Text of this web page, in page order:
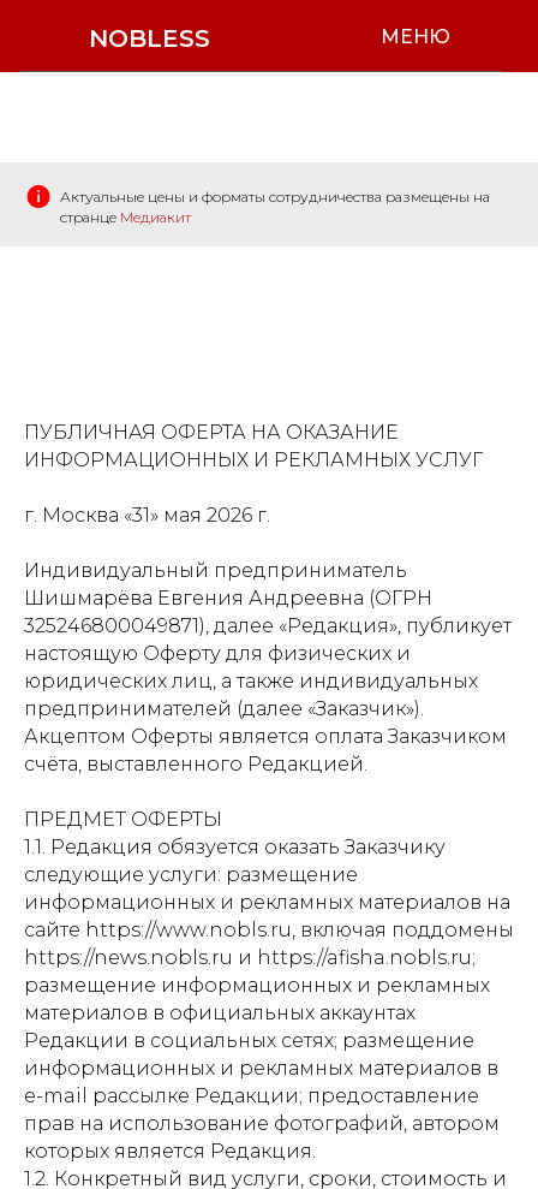
NOBLESS МЕНЮ
Актуальные цены и форматы сотрудничества размещены на
странце Медиакит
ПУБЛИЧНАЯ ОФЕРТА НА ОКАЗАНИЕ
ИНФОРМАЦИОННЫХ И РЕКЛАМНЫХ УСЛУГ
г. Москва «31» мая 2026 г.
Индивидуальный предприниматель
Шишмарёва Евгения Андреевна (ОГРН
325246800049871), далее «Редакция», публикует
настоящую Оферту для физических и
юридических лиц, а также индивидуальных
предпринимателей (далее «Заказчик»).
Акцептом Оферты является оплата Заказчиком
счёта, выставленного Редакцией.
ПРЕДМЕТ ОФЕРТЫ
1.1. Редакция обязуется оказать Заказчику
следующие услуги: размещение
информационных и рекламных материалов на
сайте https://www.nobls.ru, включая поддомены
https://news.nobls.ru и https://afisha.nobls.ru;
размещение информационных и рекламных
материалов в официальных аккаунтах
Редакции в социальных сетях; размещение
информационных и рекламных материалов в
e-mail рассылке Редакции; предоставление
прав на использование фотографий, автором
которых является Редакция.
1.2. Конкретный вид услуги, сроки, стоимость и